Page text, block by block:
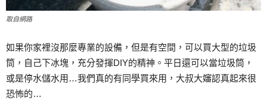
取自網路
如果你家裡沒那麼專業的設備，但是有空間，可以買大型的垃圾
筒，自己下冰塊，充分發揮DIY的精神。平日還可以當垃圾筒，
或是停水儲水用…我們真的有同學買來用，大叔大嬸認真起來很
恐怖的…